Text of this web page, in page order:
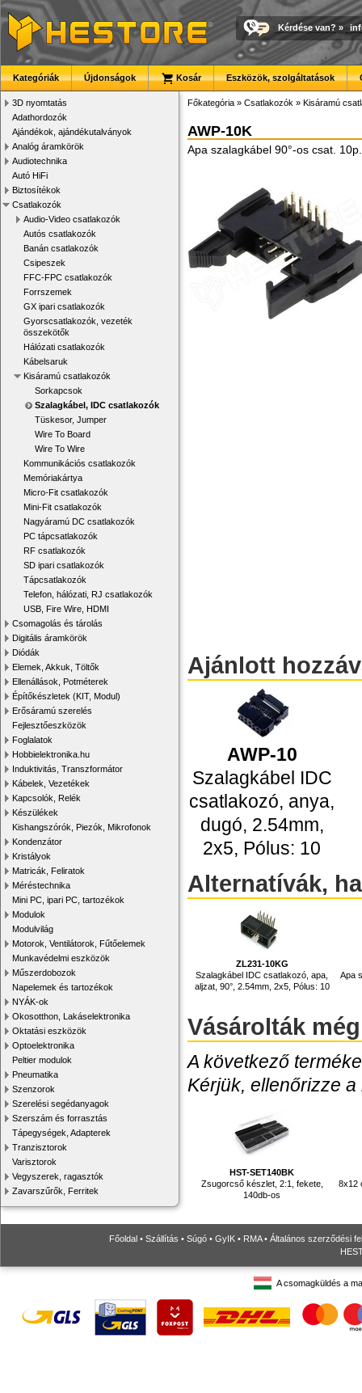
Kérdése van? »
Kategóriák Újdonságok Kosár Eszközök, szolgáltatások
3D nyomtatás
Adathordozók
Ajándékok, ajándékutalványok
Analóg áramkörök
Audiotechnika
Autó HiFi
Biztosítékok
Csatlakozók
Audio-Video csatlakozók
Autós csatlakozók
Banán csatlakozók
Csipeszek
FFC-FPC csatlakozók
Forrszemek
GX ipari csatlakozók
Gyorscsatlakozók, vezeték
összekötők
Hálózati csatlakozók
Kábelsaruk
Kisáramú csatlakozók
Sorkapcsok
Szalagkábel, IDC csatlakozók
Tüskesor, Jumper
Wire To Board
Wire To Wire
Kommunikációs csatlakozók
Memóriakártya
Micro-Fit csatlakozók
Mini-Fit csatlakozók
Nagyáramú DC csatlakozók
PC tápcsatlakozók
RF csatlakozók
SD ipari csatlakozók
Tápcsatlakozók
Telefon, hálózati, RJ csatlakozók
USB, Fire Wire, HDMI
Csomagolás és tárolás
Digitális áramkörök
Diódák
Elemek, Akkuk, Töltők
Ellenállások, Potméterek
Építőkészletek (KIT, Modul)
Erősáramú szerelés
Fejlesztőeszközök
Foglalatok
Hobbielektronika.hu
Induktivitás, Transzformátor
Kábelek, Vezetékek
Kapcsolók, Relék
Készülékek
Kishangszórók, Piezók, Mikrofonok
Kondenzátor
Kristályok
Matricák, Feliratok
Méréstechnika
Mini PC, ipari PC, tartozékok
Modulok
Modulvilág
Motorok, Ventilátorok, Fűtőelemek
Munkavédelmi eszközök
Műszerdobozok
Napelemek és tartozékok
NYÁK-ok
Okosotthon, Lakáselektronika
Oktatási eszközök
Optoelektronika
Peltier modulok
Pneumatika
Szenzorok
Szerelési segédanyagok
Szerszám és forrasztás
Tápegységek, Adapterek
Tranzisztorok
Varisztorok
Vegyszerek, ragasztók
Zavarszűrők, Ferritek
Főkategória » Csatlakozók » Kisáramú
AWP-10K
Apa szalagkábel 90°-os csat.
Ajánlott
AWP-10
Szalagkábel IDC
csatlakozó, anya,
dugó, 2.54mm,
2x5, Pólus: 10
Alternatívák,
ZL231-10KG
Szalagkábel IDC csatlakozó, apa,
aljzat, 90°, 2.54mm, 2x5, Pólus: 10
Apa
Vásárolták még
A következő
Kérjük, ellenőrizze
HST-SET140BK
Zsugorcső készlet, 2:1, fekete,
140db-os
8x12
Főoldal • Szállítás • Súgó • GyIK • RMA• Általános szerződési
A csomagküldés a